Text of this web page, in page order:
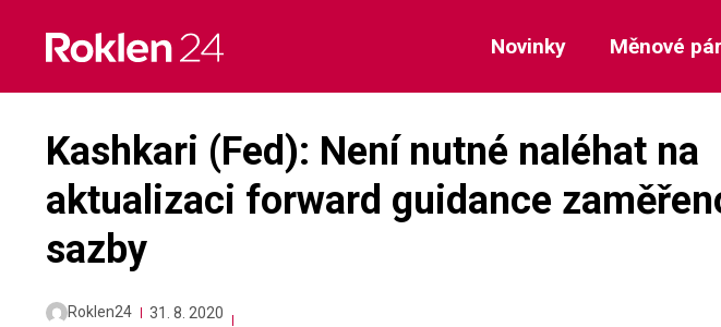
content
Novinky Měnové
Kashkari (Fed): Není nutné naléhat na
aktualizaci forward guidance
sazby
Roklen24 31. 8. 2020